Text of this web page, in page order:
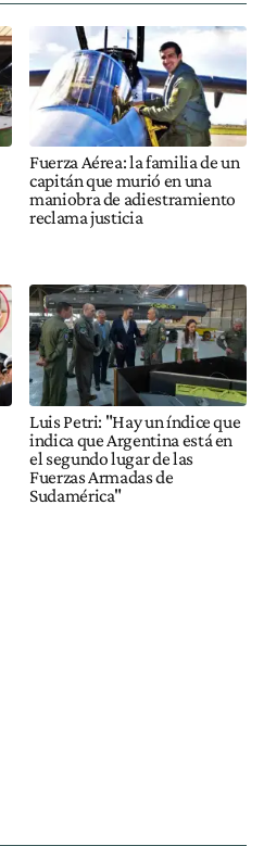
Fuerza Aérea: la familia de un
capitán que murió en una
maniobra de adiestramiento
reclama justicia
Luis Petri: "Hay un índice que
indica que Argentina está en
el segundo lugar de las
Fuerzas Armadas de
Sudamérica"